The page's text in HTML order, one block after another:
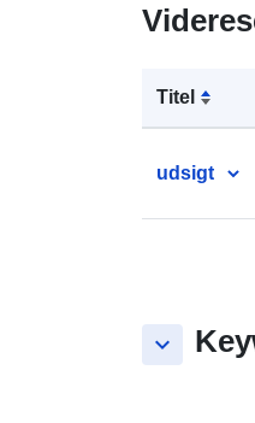
Titel
udsigt
keyboard_arrow_down